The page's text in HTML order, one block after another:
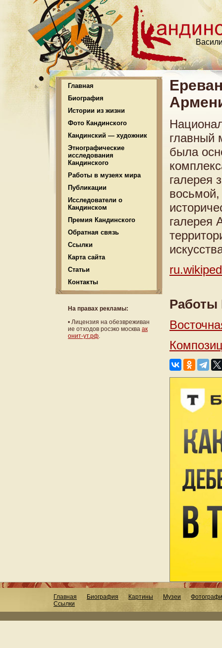
Главная
Биография
Истории из жизни
Фото Кандинского
Кандинский — художник
Этнографические
исследования
Кандинского
Работы в музеях мира
Публикации
Исследователи о
Кандинском
Премия Кандинского
Обратная связь
Ссылки
Карта сайта
Статьи
Контакты
На правах рекламы:
• Лицензия на обезвреживан
ие отходов росэко москва ак
онит-ут.рф
главный
была
галерея
галерея
Работы
Главная Биография Картины Музеи
Ссылки